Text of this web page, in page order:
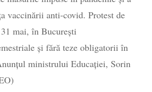
vaccinării anti-covid. Protest de
mai, în București
și fără teze obligatorii în
ministrului Educației, Sorin